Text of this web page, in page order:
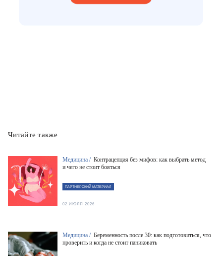
Читайте также
Медицина / Контрацепция без мифов: как выбрать метод
и чего не стоит бояться
ПАРТНЕРСКИЙ МАТЕРИАЛ
02 ИЮЛЯ 2026
Медицина / Беременность после 30: как подготовиться, что
проверить и когда не стоит паниковать